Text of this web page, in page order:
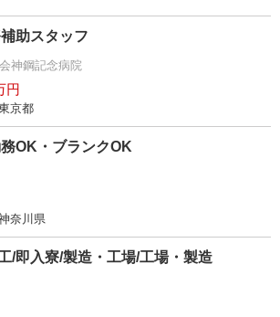
助スタッフ
神鋼記念病院
円
京都
OK・ブランクOK
奈川県
/即入寮/製造・工場/工場・製造